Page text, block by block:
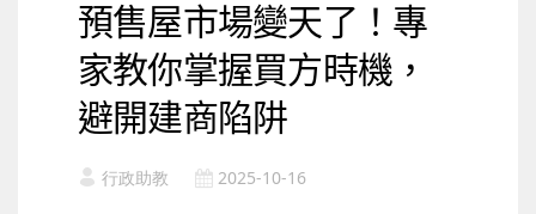
預售屋市場變天了！專
家教你掌握買方時機，
避開建商陷阱
行政助教 2025-10-16